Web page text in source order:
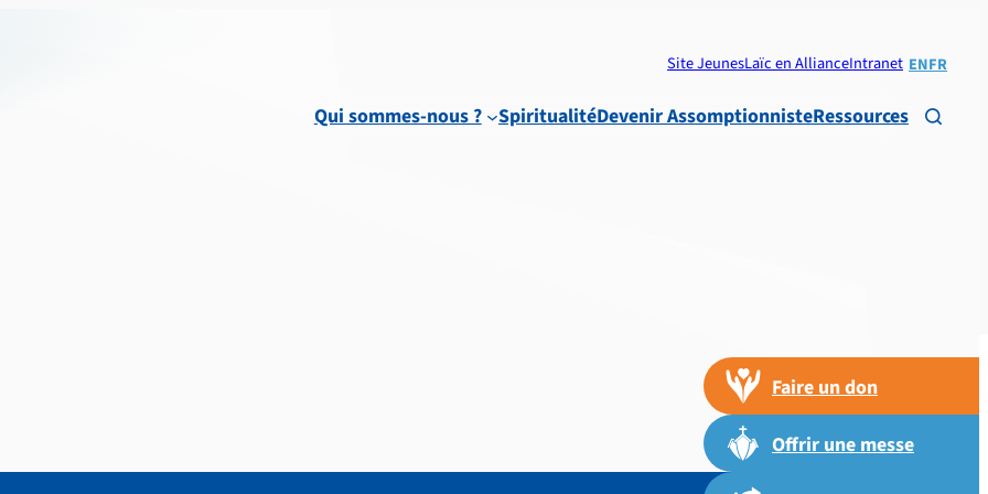
Site JeunesLaïc en AllianceIntranet ENFR
Qui sommes-nous ? SpiritualitéDevenir AssomptionnisteRessources 
Faire un don
Offrir une messe